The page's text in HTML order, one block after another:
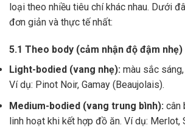
loại theo nhiều tiêu chí khác nhau. Dưới
đơn giản và thực tế nhất:
5.1 Theo body (cảm nhận độ đậm nhẹ)
Light-bodied (vang nhẹ): màu sắc
Ví dụ: Pinot Noir, Gamay (Beaujolais).
Medium-bodied (vang trung bình): cân
linh hoạt khi kết hợp đồ ăn. Ví dụ: Merlot,